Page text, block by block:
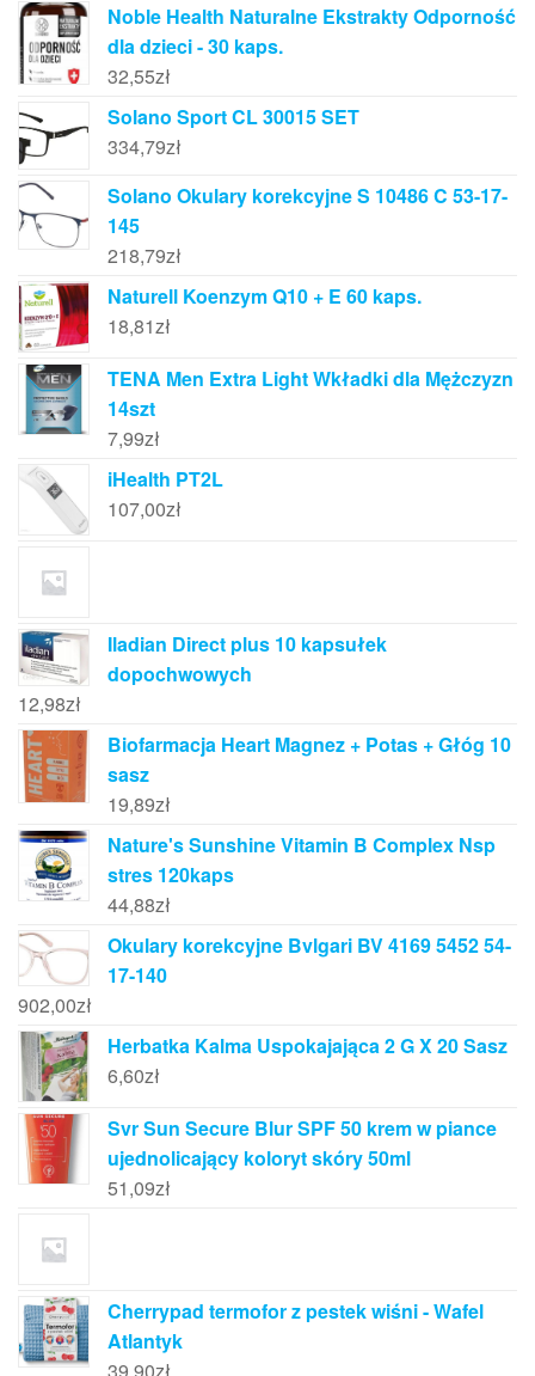
Noble Health Naturalne Ekstrakty Odporność
dla dzieci - 30 kaps.
32,55zł
Solano Sport CL 30015 SET
334,79zł
Solano Okulary korekcyjne S 10486 C 53-17-
145
218,79zł
Naturell Koenzym Q10 + E 60 kaps.
18,81zł
TENA Men Extra Light Wkładki dla Mężczyzn
14szt
7,99zł
iHealth PT2L
107,00zł
Iladian Direct plus 10 kapsułek
dopochwowych
12,98zł
Biofarmacja Heart Magnez + Potas + Głóg 10
sasz
19,89zł
Nature's Sunshine Vitamin B Complex Nsp
stres 120kaps
44,88zł
Okulary korekcyjne Bvlgari BV 4169 5452 54-
17-140
902,00zł
Herbatka Kalma Uspokajająca 2 G X 20 Sasz
6,60zł
Svr Sun Secure Blur SPF 50 krem w piance
ujednolicający koloryt skóry 50ml
51,09zł
Cherrypad termofor z pestek wiśni - Wafel
Atlantyk
39,90zł